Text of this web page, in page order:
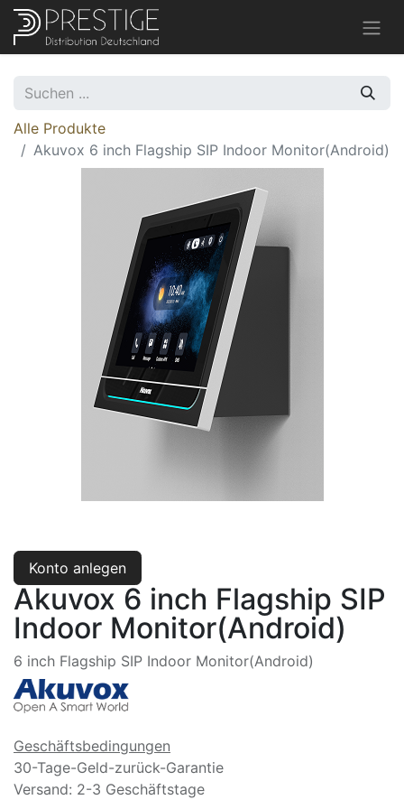
Alle Produkte
Akuvox 6 inch Flagship SIP Indoor Monitor(Android)
Konto anlegen
Akuvox 6 inch Flagship SIP
Indoor Monitor(Android)
6 inch Flagship SIP Indoor Monitor(Android)
Geschäftsbedingungen
30-Tage-Geld-zurück-Garantie
Versand: 2-3 Geschäftstage